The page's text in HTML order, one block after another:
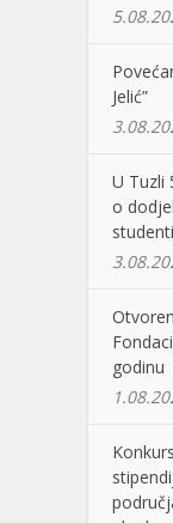
Jelić”
U Tuzli
o
godinu